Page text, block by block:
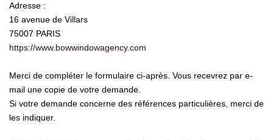
Adresse :
16 avenue de Villars
75007 PARIS
https://www.bowwindowagency.com
Merci de compléter le formulaire ci-après. Vous recevrez par e-
mail une copie de votre demande.
Si votre demande concerne des références particulières, merci de
les indiquer.